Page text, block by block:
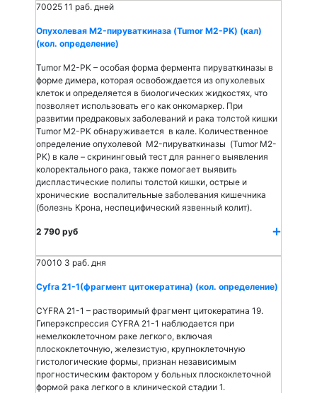
70025 11 раб. дней
Опухолевая M2-пируваткиназа (Tumor M2-PK) (кал)
(кол. определение)
Tumor M2-PK – особая форма фермента пируваткиназы в
форме димера, которая освобождается из опухолевых
клеток и определяется в биологических жидкостях, что
позволяет использовать его как онкомаркер. При
развитии предраковых заболеваний и рака толстой кишки
Tumor M2-PK обнаруживается в кале. Количественное
определение опухолевой M2-пируваткиназы (Tumor M2-
PK) в кале – скрининговый тест для раннего выявления
колоректального рака, также помогает выявить
диспластические полипы толстой кишки, острые и
хронические воспалительные заболевания кишечника
(болезнь Крона, неспецифический язвенный колит).
2 790 руб
70010 3 раб. дня
Cyfra 21-1(фрагмент цитокератина) (кол. определение)
CYFRA 21-1 – растворимый фрагмент цитокератина 19.
Гиперэкспрессия CYFRA 21-1 наблюдается при
немелкоклеточном раке легкого, включая
плоскоклеточную, железистую, крупноклеточную
гистологические формы, признан независимым
прогностическим фактором у больных плоскоклеточной
формой рака легкого в клинической стадии 1.